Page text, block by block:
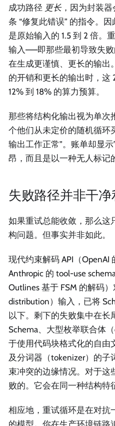
成功路径 更长，因为封装
条 “修复此错误” 的指令。
是原始输入的 1.5 到 2 倍。
输入——即那些最初导致失
在生成更谨慎、更长的输出
的开销和更长的输出时，这
12% 到 18% 的算力预算。
那些将结构化输出视为单次
个他们从未定价的随机循环
输出工作正常”。账单却显
昂，而且是以一种无人标记
失败路径并非干净
如果重试总能收敛，那么这
构问题。但事实并非如此。
现代约束解码 API（OpenAI
Anthropic 的 tool-use
Outlines 基于 FSM 的解码
distribution）输入，已将
以下。剩下的失败集中在长
Schema、大型枚举联合体
于使用代码块格式化的自由
及分词器（tokenizer）的子
束冲突的边缘情况。对于这
败的。它会在同一种结构特
相应地，重试循环是在对抗